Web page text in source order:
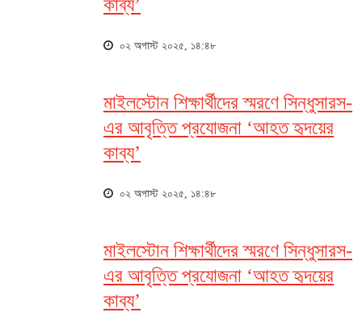
কাব্য’
০২ অগাস্ট ২০২৫, ১৪:৪৮
মাইলস্টোন শিক্ষার্থীদের স্মরণে সিন্ধুসারস-
এর আবৃত্তি প্রযোজনা ‘আহত হৃদয়ের
কাব্য’
০২ অগাস্ট ২০২৫, ১৪:৪৮
মাইলস্টোন শিক্ষার্থীদের স্মরণে সিন্ধুসারস-
এর আবৃত্তি প্রযোজনা ‘আহত হৃদয়ের
কাব্য’